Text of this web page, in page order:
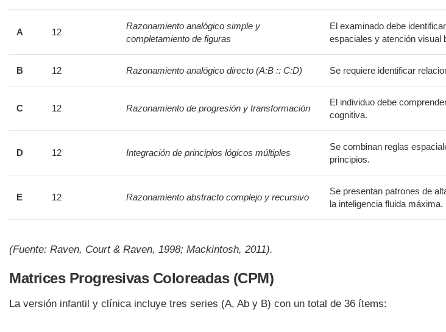
A 12
Razonamiento analógico simple y
completamiento de figuras
El examinado debe
espaciales y atención visual
B 12 Razonamiento analógico directo (A:B :: C:D) Se requiere identificar
C 12 Razonamiento de progresión y transformación
El individuo debe
cognitiva.
D 12 Integración de principios lógicos múltiples
Se combinan reglas
principios.
E 12 Razonamiento abstracto complejo y recursivo
Se presentan patrones de
la inteligencia fluida máxima.
(Fuente: Raven, Court & Raven, 1998; Mackintosh, 2011).
Matrices Progresivas Coloreadas (CPM)
La versión infantil y clínica incluye tres series (A, Ab y B) con un total de 36 ítems: